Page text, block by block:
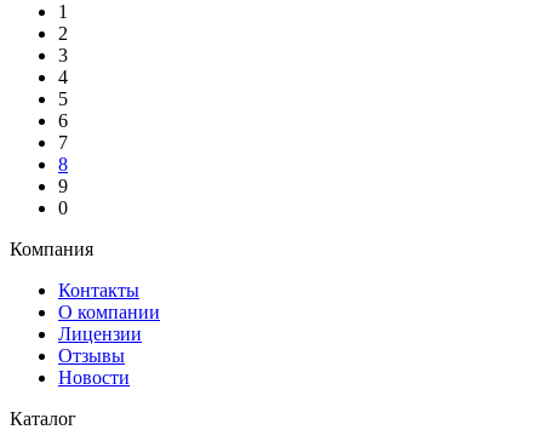
1
2
3
4
5
6
7
8
9
0
Компания
Контакты
О компании
Лицензии
Отзывы
Новости
Каталог